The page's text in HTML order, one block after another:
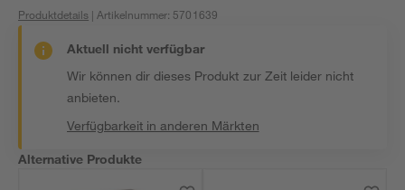
Produktdetails | Artikelnummer: 5701639
Aktuell nicht verfügbar
Wir können dir dieses Produkt zur Zeit leider nicht
anbieten.
Verfügbarkeit in anderen Märkten
Alternative Produkte